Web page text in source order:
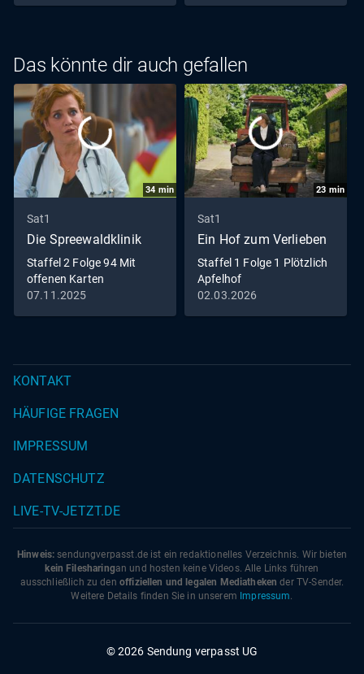
Das könnte dir auch gefallen
34 min
Sat1
Die Spreewaldklinik
Staffel 2 Folge 94 Mit
offenen Karten
07.11.2025
23 min
Sat1
Ein Hof zum Verlieben
Staffel 1 Folge 1 Plötzlich
Apfelhof
02.03.2026
KONTAKT
HÄUFIGE FRAGEN
IMPRESSUM
DATENSCHUTZ
LIVE-TV-JETZT.DE
Hinweis: sendungverpasst.de ist ein redaktionelles Verzeichnis. Wir bieten
kein Filesharingan und hosten keine Videos. Alle Links führen
ausschließlich zu den offiziellen und legalen Mediatheken der TV-Sender.
Weitere Details finden Sie in unserem Impressum.
© 2026 Sendung verpasst UG